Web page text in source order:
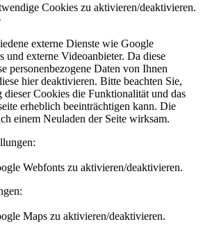
Cookies zu aktivieren/deaktivieren.
externe Dienste wie Google
und externe Videoanbieter. Da diese
personenbezogene Daten von Ihnen
hier deaktivieren. Bitte beachten Sie,
dieser Cookies die Funktionalität und das
erheblich beeinträchtigen kann. Die
einem Neuladen der Seite wirksam.
Webfonts zu aktivieren/deaktivieren.
Maps zu aktivieren/deaktivieren.